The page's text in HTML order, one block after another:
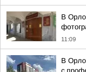
В
11:09
В